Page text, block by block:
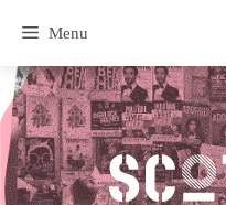
contenu
Menu